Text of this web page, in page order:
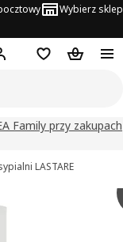
Wybierz sklep
Zaloguj się
Lista zakupowa
Koszyk
Family przy zakupach
LASTARE